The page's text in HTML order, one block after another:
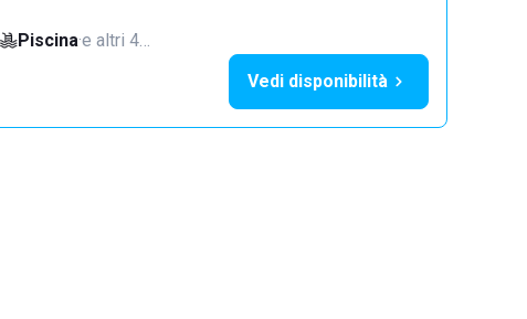
Piscina·e altri 4…
Vedi disponibilità